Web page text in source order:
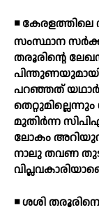
◾
സംസ്ഥാന
തരൂരിന്റെ
പറഞ്ഞത്
മുതിര്‍ന്ന
ലോകം
നാലു തവണ
◾ ശശി